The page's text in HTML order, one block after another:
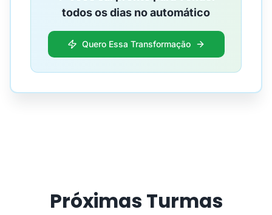
todos os dias no automático
Quero Essa Transformação
Próximas Turmas